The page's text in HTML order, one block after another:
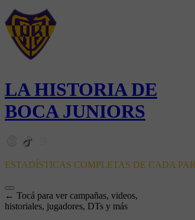
LA HISTORIA DE
BOCA JUNIORS
ESTADÍSTICAS COMPLETAS DE CADA
← Tocá para ver campañas, videos,
historiales, jugadores, DTs y más